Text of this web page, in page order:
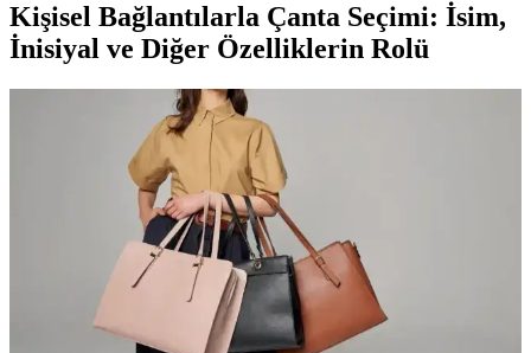
Kişisel Bağlantılarla Çanta Seçimi: İsim,
İnisiyal ve Diğer Özelliklerin Rolü